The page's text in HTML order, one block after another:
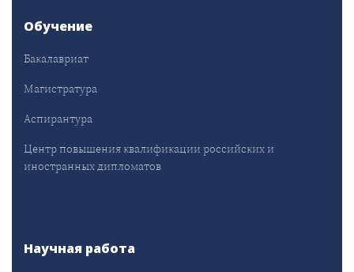
Обучение
Бакалавриат
Магистратура
Аспирантура
Центр повышения квалификации российских и
иностранных дипломатов
Научная работа